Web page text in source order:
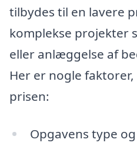
tilbydes til en lavere
komplekse projekter
eller anlæggelse af
Her er nogle
prisen:
Opgavens type